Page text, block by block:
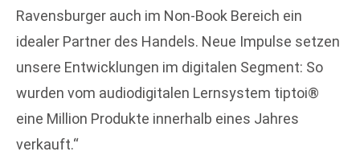
Ravensburger auch im Non-Book Bereich ein
idealer Partner des Handels. Neue Impulse setzen
unsere Entwicklungen im digitalen Segment: So
wurden vom audiodigitalen Lernsystem tiptoi®
eine Million Produkte innerhalb eines Jahres
verkauft.“